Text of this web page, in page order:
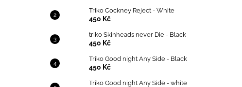
Triko Cockney Reject - White
450 Kč
triko Skinheads never Die - Black
450 Kč
Triko Good night Any Side - Black
450 Kč
Triko Good night Any Side - white